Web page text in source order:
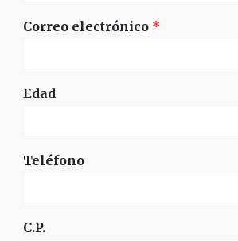
Correo electrónico *
Edad
Teléfono
C.P.